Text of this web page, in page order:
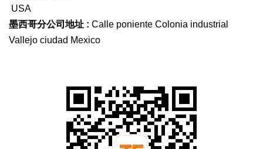
USA
墨西哥分公司地址 : Calle poniente Colonia industrial
Vallejo ciudad Mexico